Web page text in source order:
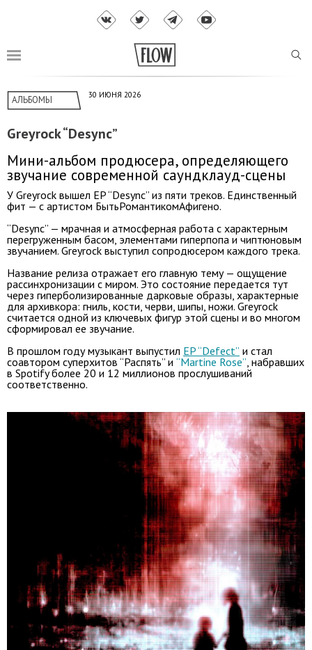
АЛЬБОМЫ 30 ИЮНЯ 2026
Greyrock “Desync”
Мини-альбом продюсера, определяющего
звучание современной саундклауд-сцены
У Greyrock вышел EP “Desync” из пяти треков. Единственный
фит — с артистом БытьРомантикомАфигено.
“Desync” — мрачная и атмосферная работа с характерным
перегруженным басом, элементами гиперпопа и чиптюновым
звучанием. Greyrock выступил сопродюсером каждого трека.
Название релиза отражает его главную тему — ощущение
рассинхронизации с миром. Это состояние передается тут
через гиперболизированные дарковые образы, характерные
для архивкора: гниль, кости, черви, шипы, ножи. Greyrock
считается одной из ключевых фигур этой сцены и во многом
сформировал ее звучание.
В прошлом году музыкант выпустил EP “Defect” и стал
соавтором суперхитов “Распять” и “Martine Rose” , набравших
в Spotify более 20 и 12 миллионов прослушиваний
соответственно.